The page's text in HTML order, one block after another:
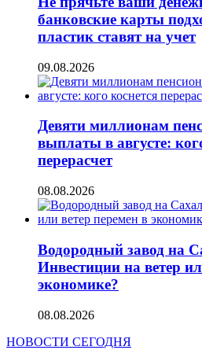
банковские карты
пластик ставят на учет
09.08.2026
Девяти миллионам
выплаты в августе:
перерасчет
08.08.2026
Водородный завод на
Инвестиции на ветер
экономике?
08.08.2026
НОВОСТИ СЕГОДНЯ